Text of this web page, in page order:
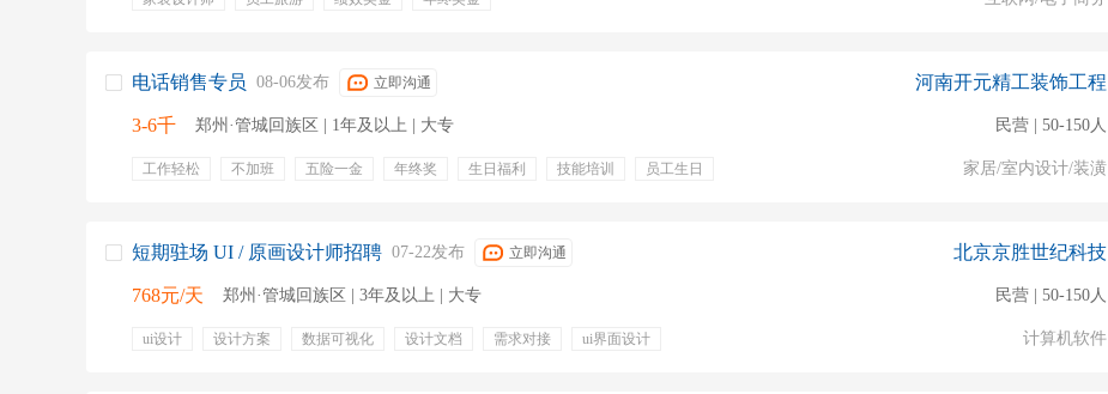
电话销售专员 08-06发布 立即沟通
3-6千 郑州·管城回族区 | 1年及以上 | 大专
工作轻松 不加班 五险一金 年终奖 生日福利 技能培训
员工生日
电话销售专员
一对一培训
河南开元精工装饰工程
民营 | 50-150人
家居/室内设计/装潢
短期驻场 UI / 原画设计师招聘 07-22发布 立即沟通
768元/天 郑州·管城回族区 | 3年及以上 | 大专
ui设计 设计方案 数据可视化 设计文档 需求对接
ui界面设计
北京京胜世纪科技
民营 | 50-150人
计算机软件